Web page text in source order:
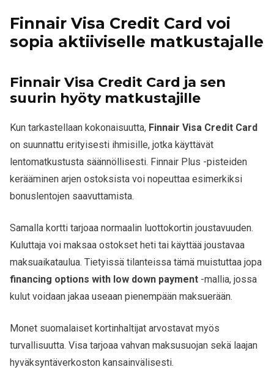
Finnair Visa Credit Card voi
sopia aktiiviselle matkustajalle
Finnair Visa Credit Card ja sen
suurin hyöty matkustajille
Kun tarkastellaan kokonaisuutta, Finnair Visa Credit Card
on suunnattu erityisesti ihmisille, jotka käyttävät
lentomatkustusta säännöllisesti. Finnair Plus -pisteiden
kerääminen arjen ostoksista voi nopeuttaa esimerkiksi
bonuslentojen saavuttamista.
Samalla kortti tarjoaa normaalin luottokortin joustavuuden.
Kuluttaja voi maksaa ostokset heti tai käyttää joustavaa
maksuaikataulua. Tietyissä tilanteissa tämä muistuttaa jopa
financing options with low down payment -mallia, jossa
kulut voidaan jakaa useaan pienempään maksuerään.
Monet suomalaiset kortinhaltijat arvostavat myös
turvallisuutta. Visa tarjoaa vahvan maksusuojan sekä laajan
hyväksyntäverkoston kansainvälisesti.